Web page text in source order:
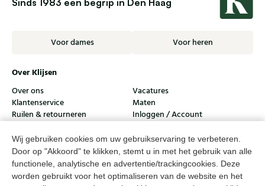
Wij gebruiken cookies om uw gebruikservaring te verbeteren.
Door op "Akkoord" te klikken, stemt u in met het gebruik van alle
functionele, analytische en advertentie/trackingcookies. Deze
worden gebruikt voor het optimaliseren van de website en het
Voor dames Voor heren
Over Klijsen
Over ons
Vacatures
Klantenservice
Maten
Ruilen & retourneren
Inloggen / Account
Dameswinkel Klijsen
Herenwinkel Klijsen
Klantenservice